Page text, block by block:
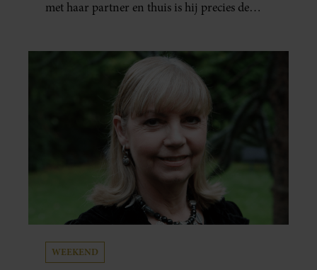
OVERLEDEN
Jerney Kaagman is op 79-jarige leeftijd
overleden. Haar nabestaanden maakten het
verdrietige nieuws donderdag bekend.
Vera Guldemeester
Vera Guldemeester werkt sinds 2023 als
freelance redacteur bij Royalty Online en
creëert content over royals in het binnen- en